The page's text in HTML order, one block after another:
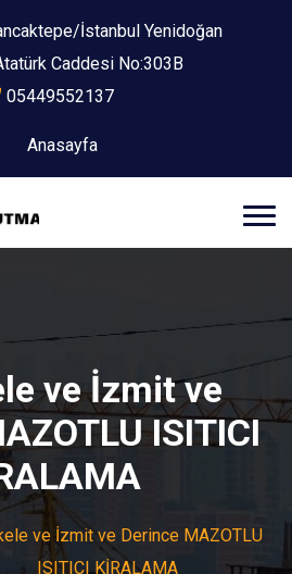
İstanbul Yenidoğan
Caddesi No:303B
05449552137
Anasayfa
ve İzmit ve
ISITICI
ve İzmit ve Derince MAZOTLU
ISITICI KİRALAMA